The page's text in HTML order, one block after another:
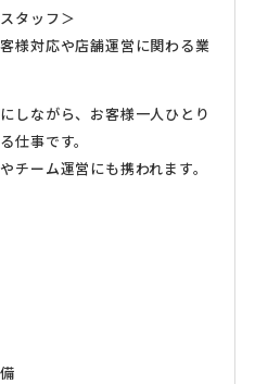
タッフ＞
様対応や店舗運営に関わる業
しながら、お客様一人ひとり
仕事です。
チーム運営にも携われます。